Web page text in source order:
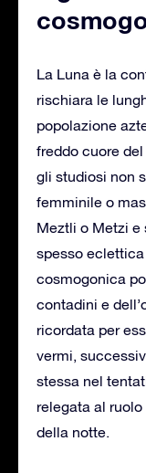
La Luna è la
rischiara le
popolazione
freddo cuore
gli studiosi non
femminile o
Meztli o Metzi e
spesso
cosmogonica
contadini e
ricordata per
vermi,
stessa nel
relegata al
della notte.